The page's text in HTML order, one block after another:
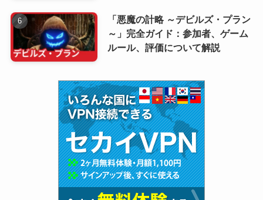
「悪魔の計略 ～デビルズ・プラン
～」完全ガイド：参加者、ゲーム
ルール、評価について解説